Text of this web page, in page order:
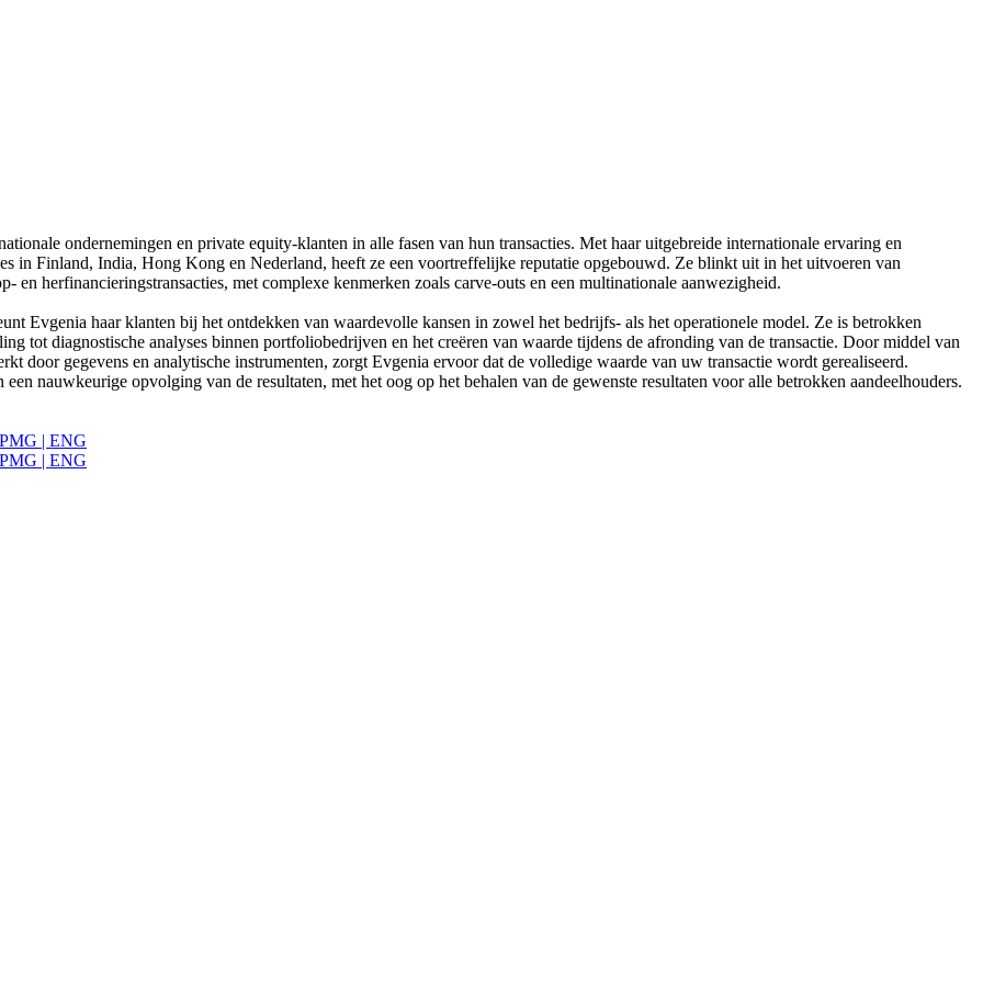
ondernemingen en private equity-klanten in alle fasen van hun transacties. Met haar uitgebreide internationale ervaring en
in Finland, India, Hong Kong en Nederland, heeft ze een voortreffelijke reputatie opgebouwd. Ze blinkt uit in het uitvoeren van
en herfinancieringstransacties, met complexe kenmerken zoals carve-outs en een multinationale aanwezigheid.
Evgenia haar klanten bij het ontdekken van waardevolle kansen in zowel het bedrijfs- als het operationele model. Ze is betrokken
tot diagnostische analyses binnen portfoliobedrijven en het creëren van waarde tijdens de afronding van de transactie. Door middel van
door gegevens en analytische instrumenten, zorgt Evgenia ervoor dat de volledige waarde van uw transactie wordt gerealiseerd.
nauwkeurige opvolging van de resultaten, met het oog op het behalen van de gewenste resultaten voor alle betrokken aandeelhouders.
| ENG
| ENG